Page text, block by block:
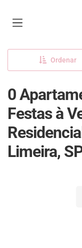
Ordenar
0
Festas à
Limeira,